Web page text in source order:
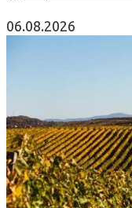
06.08.2026